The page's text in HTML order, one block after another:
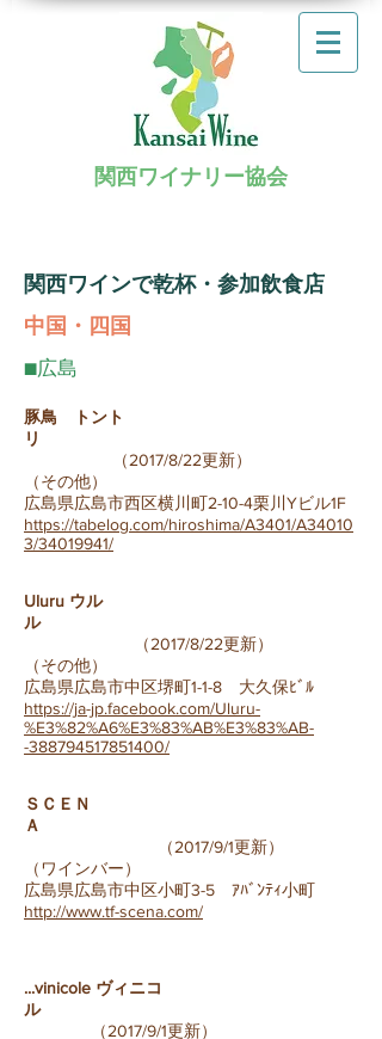
関西ワイナリー協会
関西ワインで乾杯・参加飲食店
中国・四国
■広島
豚鳥 トント
リ
（2017/8/22更新）
（その他）
広島県広島市西区横川町2-10-4栗川Yビル1F
https://tabelog.com/hiroshima/A3401/A34010
3/34019941/
Uluru ウル
ル
（2017/8/22更新）
（その他）
広島県広島市中区堺町1-1-8 大久保ﾋﾞﾙ
https://ja-jp.facebook.com/Uluru-
%E3%82%A6%E3%83%AB%E3%83%AB-
-388794517851400/
ＳＣＥＮ
Ａ
（2017/9/1更新）
（ワインバー）
広島県広島市中区小町3-5 ｱﾊﾞﾝﾃｨ小町
http://www.tf-scena.com/
...vinicole ヴィニコ
ル
（2017/9/1更新）